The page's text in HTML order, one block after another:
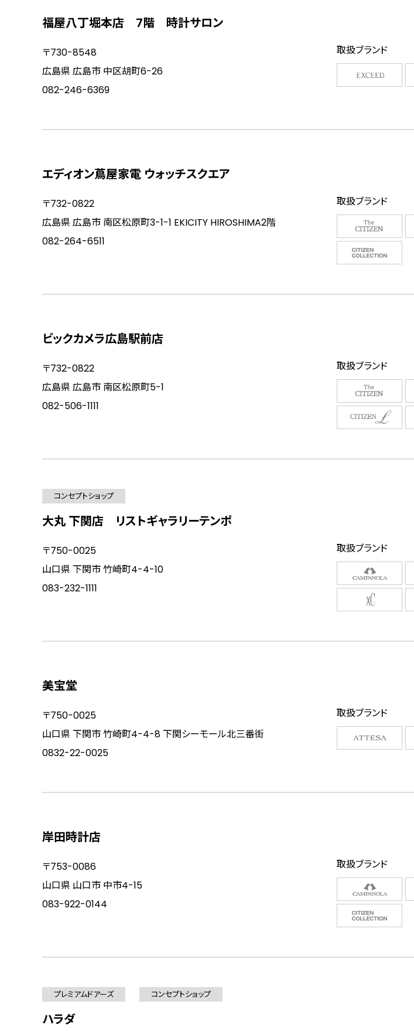
福屋八丁堀本店 7階 時計サロン
〒730-8548
広島県 広島市 中区胡町6-26
082-246-6369
取扱ブランド
エディオン蔦屋家電 ウォッチスクエア
〒732-0822
広島県 広島市 南区松原町3-1-1 EKICITY HIROSHIMA2階
082-264-6511
取扱ブランド
ビックカメラ広島駅前店
〒732-0822
広島県 広島市 南区松原町5-1
082-506-1111
取扱ブランド
コンセプトショップ
大丸 下関店 リストギャラリーテンポ
〒750-0025
山口県 下関市 竹崎町4-4-10
083-232-1111
取扱ブランド
美宝堂
〒750-0025
山口県 下関市 竹崎町4-4-8 下関シーモール北三番街
0832-22-0025
取扱ブランド
岸田時計店
〒753-0086
山口県 山口市 中市4-15
083-922-0144
取扱ブランド
プレミアムドアーズ コンセプトショップ
ハラダ